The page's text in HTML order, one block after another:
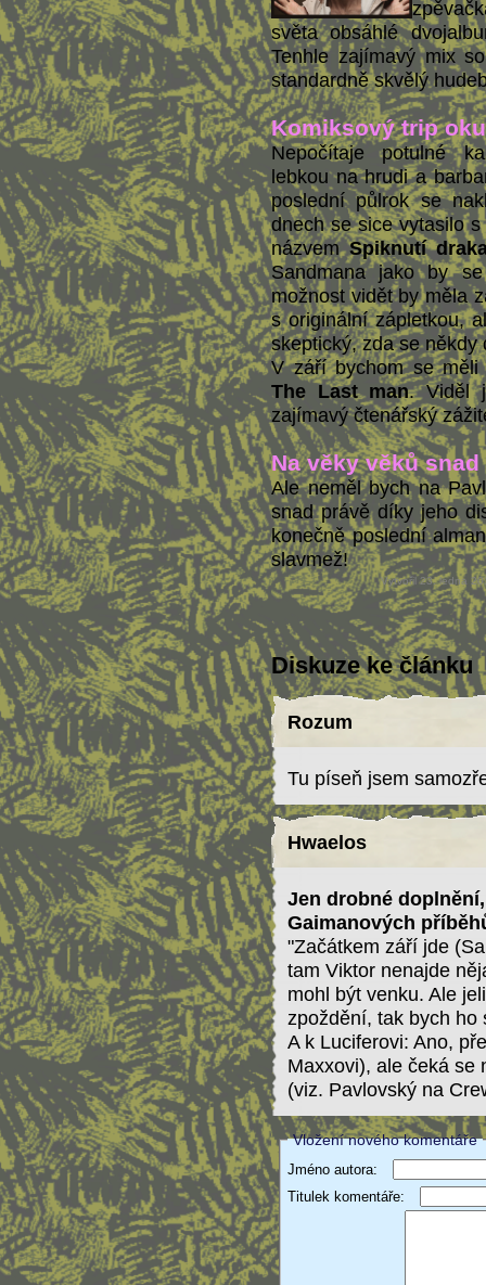
světa obsáhlé
Tenhle zajímavý mix
standardně skvělý
Komiksový trip
Nepočítaje potulné
lebkou na hrudi a
poslední půlrok se
dnech se sice vytasilo
názvemSpiknutí
Sandmana jako by
možnost vidět by měla
s originální zápletkou,
skeptický, zda se někdy
V září bychom se měli
The Last man. Viděl
zajímavý čtenářský
Na věky věků
Ale neměl bych na
snad právě díky jeho
konečně poslední
slavmež!
Vytvořil 23. ledna
Diskuze ke článku
Rozum
Tu píseň jsem
Hwaelos
Jen drobné
Gaimanových
"Začátkem září jde
tam Viktor nenajde
mohl být venku. Ale
zpoždění, tak bych
A k Luciferovi: Ano,
Maxxovi), ale čeká se
(viz. Pavlovský na
Vložení nového komentáře
Jméno autora:
Titulek komentáře: